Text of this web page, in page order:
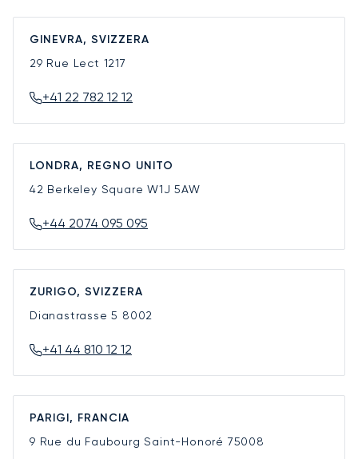
GINEVRA, SVIZZERA
29 Rue Lect 1217
+41 22 782 12 12
LONDRA, REGNO UNITO
42 Berkeley SquareW1J 5AW
+44 2074 095 095
ZURIGO, SVIZZERA
Dianastrasse 5 8002
+41 44 810 12 12
PARIGI, FRANCIA
9 Rue du Faubourg Saint-Honoré 75008